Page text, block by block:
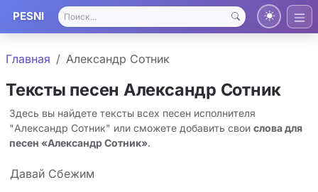
PESNI
Главная Александр Сотник
Тексты песен Александр Сотник
Здесь вы найдете тексты всех песен исполнителя
"Александр Сотник" или сможете добавить свои слова для
песен «Александр Сотник».
Давай Сбежим